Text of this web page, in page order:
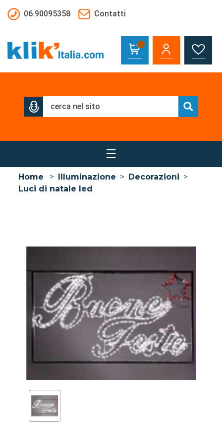
06.90095358
Contatti
☰
Home > Illuminazione > Decorazioni >
Luci di natale led